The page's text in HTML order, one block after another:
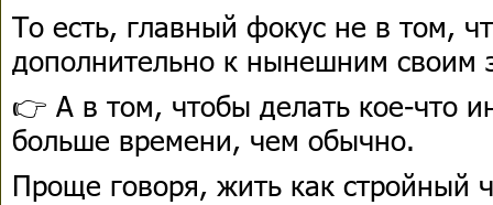
То есть, главный фокус не в том,
дополнительно к нынешним своим
👉 А в том, чтобы делать кое-что
больше времени, чем обычно.
Проще говоря, жить как стройный